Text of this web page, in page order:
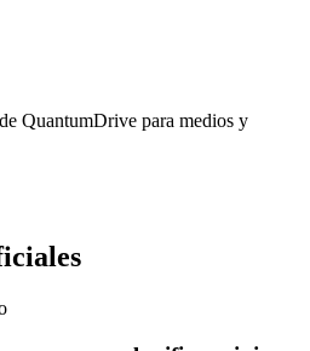
QuantumDrive para medios y